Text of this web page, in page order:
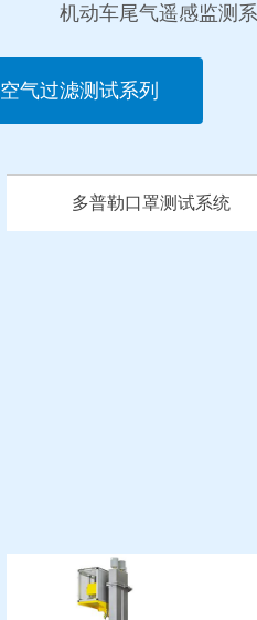
机动车尾气遥感监测
空气过滤测试系列
多普勒口罩测试系统